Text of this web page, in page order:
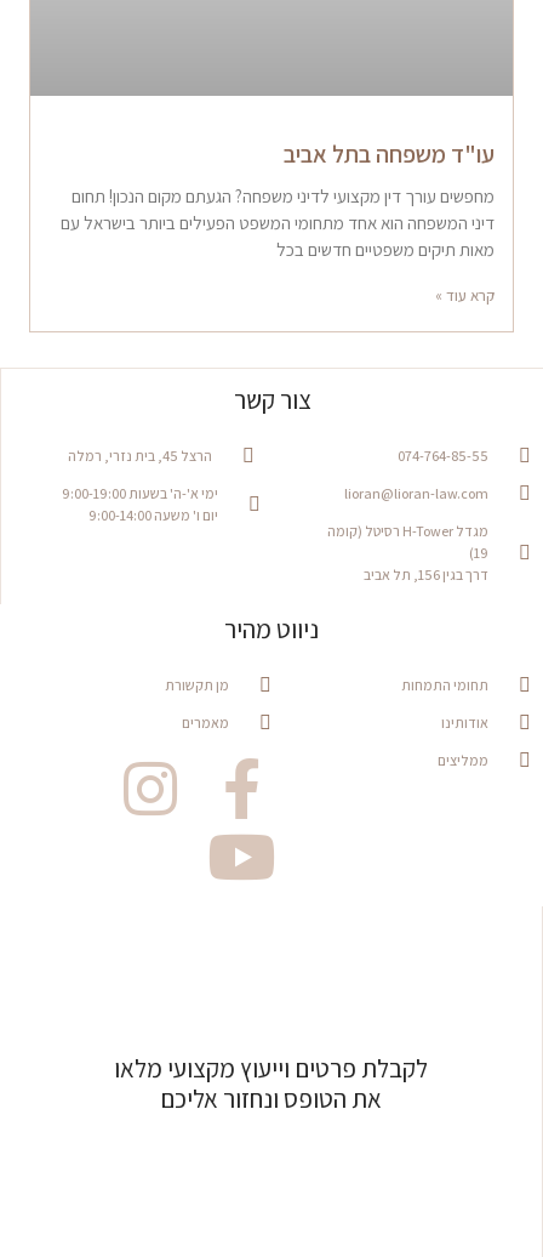
עו"ד משפחה בתל אביב
מחפשים עורך דין מקצועי לדיני משפחה? הגעתם מקום הנכון! תחום
דיני המשפחה הוא אחד מתחומי המשפט הפעילים ביותר בישראל עם
מאות תיקים משפטיים חדשים בכל
קרא עוד »
צור קשר
074-764-85-55
lioran@lioran-law.com
מגדל H-Tower רסיטל (קומה
19)
דרך בגין 156, תל אביב
הרצל 45, בית נזרי, רמלה
ימי א'-ה' בשעות 9:00-19:00
יום ו' משעה 9:00-14:00
ניווט מהיר
תחומי התמחות
אודותינו
ממליצים
מן תקשורת
מאמרים
לקבלת פרטים וייעוץ מקצועי מלאו
את הטופס ונחזור אליכם